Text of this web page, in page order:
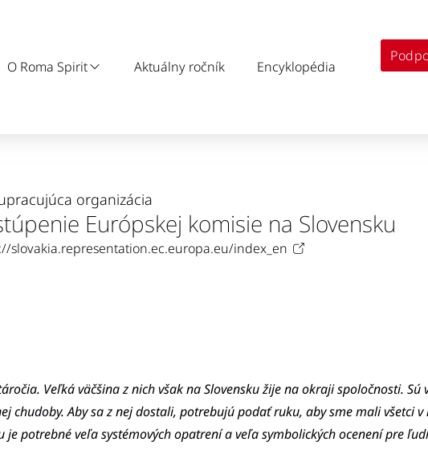
O Roma Spirit Aktuálny ročník Encyklopédia
organizácia
Európskej komisie na Slovensku
slovakia.representation.ec.europa.eu/index_en
Veľká väčšina z nich však na Slovensku žije na okraji spoločnosti. Sú
Aby sa z nej dostali, potrebujú podať ruku, aby sme mali všetci v
potrebné veľa systémových opatrení a veľa symbolických ocenení pre